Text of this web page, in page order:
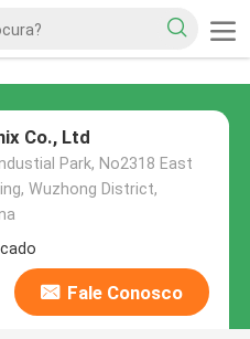
Co., Ltd
Park, No2318 East
Wuzhong District,
Fale Conosco